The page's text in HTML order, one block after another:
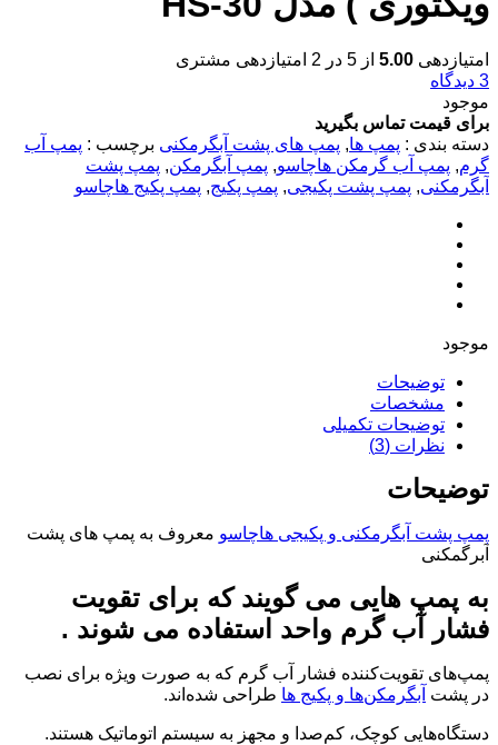
امتیازدهی 5.00 از 5 در 2 امتیازدهی مشتری
3 دیدگاه
موجود
برای قیمت تماس بگیرید
دسته بندی : پمپ ها, پمپ های پشت آبگرمکنی برچسب : پمپ آب
گرم, پمپ آب گرمکن هاچاسو, پمپ آبگرمکن, پمپ پشت
آبگرمکنی, پمپ پشت پکیجی, پمپ پکیج, پمپ پکیج هاچاسو
موجود
توضیحات
مشخصات
توضیحات تکمیلی
نظرات (3)
توضیحات
پمپ پشت آبگرمکنی و پکیجی هاچاسو معروف به پمپ های پشت
آبرگمکنی
به پمپ هایی می گویند که برای تقویت
فشار آب گرم واحد استفاده می شوند .
پمپ‌های تقویت‌کننده فشار آب گرم که به صورت ویژه برای نصب
در پشت آبگرمکن‌ها و پکیج ها طراحی شده‌اند.
دستگاه‌هایی کوچک، کم‌صدا و مجهز به سیستم اتوماتیک هستند.